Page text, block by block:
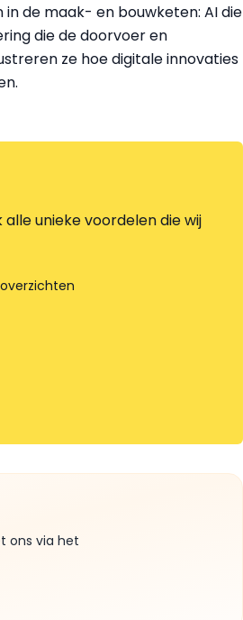
de maak- en bouwketen: AI die
die de doorvoer en
ze hoe digitale innovaties
unieke voordelen die wij
ons via het